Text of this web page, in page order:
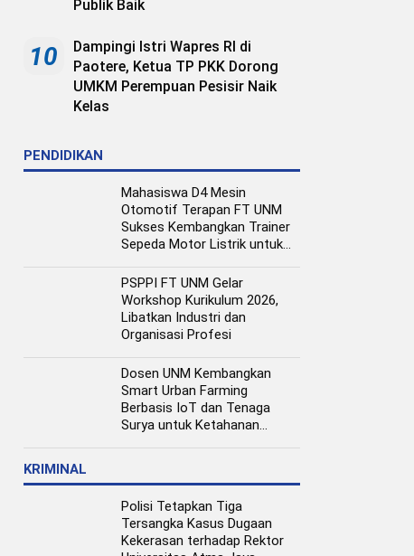
Publik Baik
10
Dampingi Istri Wapres RI di
Paotere, Ketua TP PKK Dorong
UMKM Perempuan Pesisir Naik
Kelas
PENDIDIKAN
Mahasiswa D4 Mesin
Otomotif Terapan FT UNM
Sukses Kembangkan Trainer
Sepeda Motor Listrik untuk
PSPPI FT UNM Gelar
Workshop Kurikulum 2026,
Libatkan Industri dan
Organisasi Profesi
Dosen UNM Kembangkan
Smart Urban Farming
Berbasis IoT dan Tenaga
Surya untuk Ketahanan
KRIMINAL
Polisi Tetapkan Tiga
Tersangka Kasus Dugaan
Kekerasan terhadap Rektor